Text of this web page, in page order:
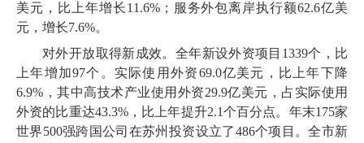
美元，比上年增长11 .6%；服务外包离岸执行额62.6亿美
元，增长7.6%。
对外开放取得新成效。全年新设外资项目 1339个，比
上年增加97个。实际使用外资69.0亿美元，比上年下降
6.9%，其中高技术产业使用外资29.9亿美元，占实际使用
外资的比重达43.3%，比上年提升2.1个百分点。年末175家
世界500强跨国公司在苏州投资设立了486个项目。全市新